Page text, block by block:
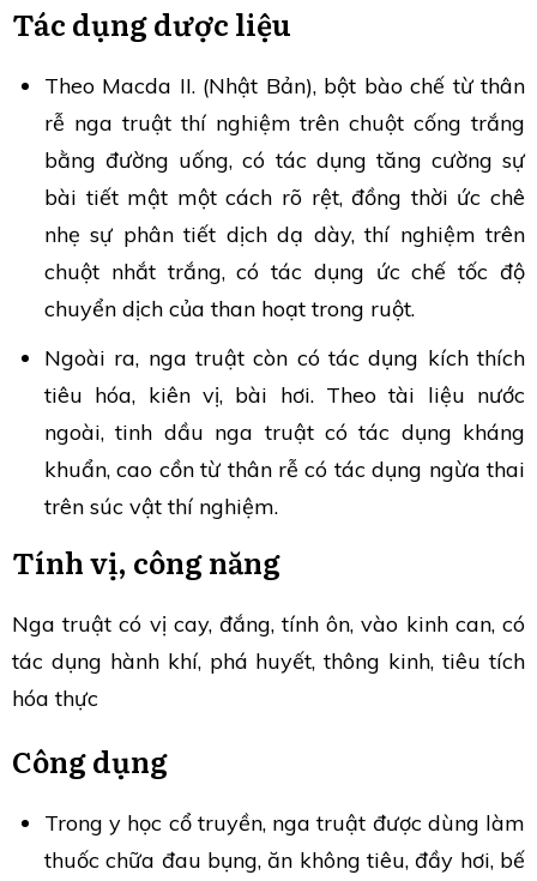
Tác dụng dược liệu
Theo Macda II. (Nhật Bản), bột bào chế từ thân
rễ nga truật thí nghiệm trên chuột cống trắng
bằng đường uống, có tác dụng tăng cường sự
bài tiết mật một cách rõ rệt, đồng thời ức chê
nhẹ sự phân tiết dịch dạ dày, thí nghiệm trên
chuột nhắt trắng, có tác dụng ức chế tốc độ
chuyển dịch của than hoạt trong ruột.
Ngoài ra, nga truật còn có tác dụng kích thích
tiêu hóa, kiên vị, bài hơi. Theo tài liệu nước
ngoài, tinh dầu nga truật có tác dụng kháng
khuẩn, cao cồn từ thân rễ có tác dụng ngừa thai
trên súc vật thí nghiệm.
Tính vị, công năng
Nga truật có vị cay, đắng, tính ôn, vào kinh can, có
tác dụng hành khí, phá huyết, thông kinh, tiêu tích
hóa thực
Công dụng
Trong y học cổ truyền, nga truật được dùng làm
thuốc chữa đau bụng, ăn không tiêu, đầy hơi, bế